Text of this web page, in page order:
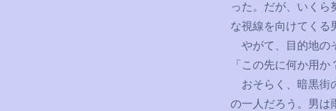
った。だが、いくら
な視線を向けてくる
やがて、目的地の
「この先に何か用か
おそらく、暗黒街
の一人だろう。男は